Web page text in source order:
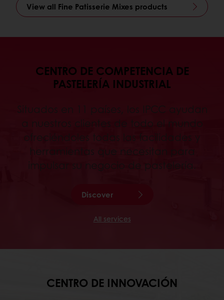
View all Fine Patisserie Mixes products
CENTRO DE COMPETENCIA DE
PASTELERÍA INDUSTRIAL
Situados en 11 países, los IPCC ayudan
a nuestros clientes de todo el mundo
ofreciéndoles todas las facilidades y
herramientas que necesitan para
impulsar su negocio de pastelería.
Discover
All services
CENTRO DE INNOVACIÓN